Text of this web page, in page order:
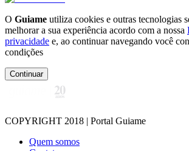
O Guiame utiliza cookies e outras tecnologias
melhorar a sua experiência acordo com a nossa
privacidade e, ao continuar navegando você
condições
Continuar
COPYRIGHT 2018 | Portal Guiame
Quem somos